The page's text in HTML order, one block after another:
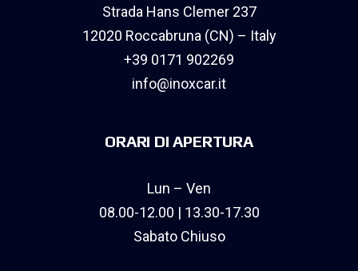
Strada Hans Clemer 237
12020 Roccabruna (CN) – Italy
+39 0171 902269
info@inoxcar.it
ORARI DI APERTURA
Lun – Ven
08.00-12.00 | 13.30-17.30
Sabato Chiuso